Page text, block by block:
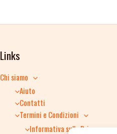
Links
Chi siamo
Aiuto
Contatti
Termini e Condizioni
Informativa sulla Privacy